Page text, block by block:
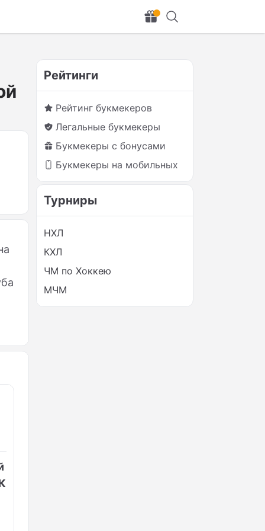
Рейтинги
Рейтинг букмекеров
Легальные букмекеры
Букмекеры с бонусами
Букмекеры на мобильных
Турниры
НХЛ
КХЛ
ЧМ по Хоккею
МЧМ